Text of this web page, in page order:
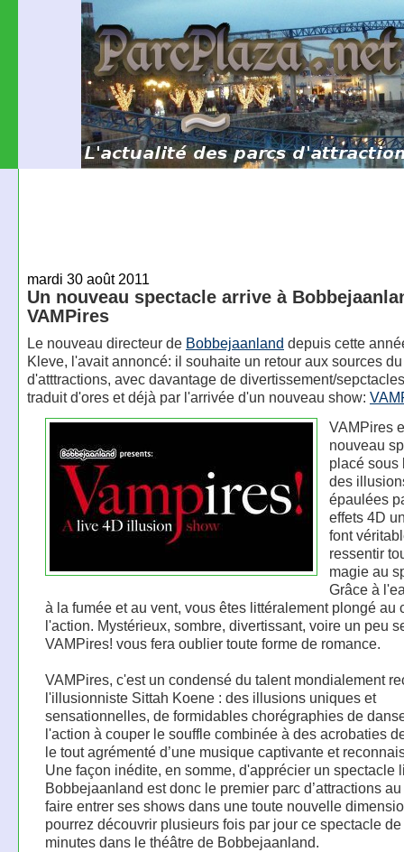
mardi 30 août 2011
Un nouveau spectacle arrive à
VAMPires
Le nouveau directeur de Bobbejaanland depuis cette
Kleve, l'avait annoncé: il souhaite un retour aux sources
d'atttractions, avec davantage de divertissement/
traduit d'ores et déjà par l'arrivée d'un nouveau show:
VAMPires
nouveau
placé sous
des
épaulées
effets 4D
font
ressentir
magie au
Grâce à
à la fumée et au vent, vous êtes littéralement plongé
l'action. Mystérieux, sombre, divertissant, voire un peu
VAMPires! vous fera oublier toute forme de romance.
VAMPires, c'est un condensé du talent mondialement
l'illusionniste Sittah Koene : des illusions uniques et
sensationnelles, de formidables chorégraphies de
l'action à couper le souffle combinée à des acrobaties
le tout agrémenté d’une musique captivante et
Une façon inédite, en somme, d'apprécier un spectacle
Bobbejaanland est donc le premier parc d’attractions
faire entrer ses shows dans une toute nouvelle
pourrez découvrir plusieurs fois par jour ce spectacle
minutes dans le théâtre de Bobbejaanland.